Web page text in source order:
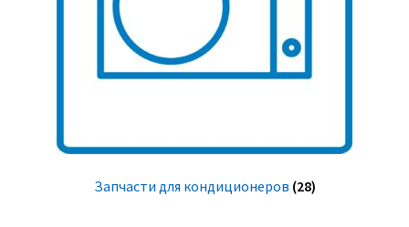
Запчасти для кондиционеров (28)